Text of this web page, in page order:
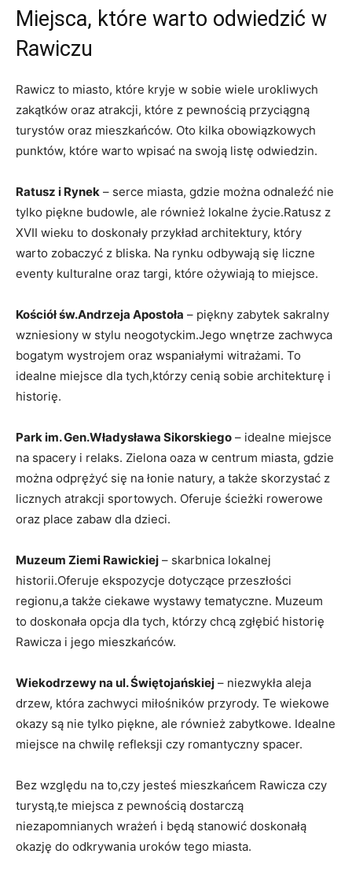
Miejsca, które warto odwiedzić w
Rawiczu
Rawicz to miasto, które kryje w sobie wiele urokliwych
zakątków oraz atrakcji, które z pewnością przyciągną
turystów oraz mieszkańców. Oto kilka obowiązkowych
punktów, które warto wpisać na swoją listę odwiedzin.
Ratusz i Rynek – serce miasta, gdzie można odnaleźć nie
tylko piękne budowle, ale również lokalne życie.Ratusz z
XVII wieku to doskonały przykład architektury, który
warto zobaczyć z bliska. Na rynku odbywają się liczne
eventy kulturalne oraz targi, które ożywiają to miejsce.
Kościół św.Andrzeja Apostoła – piękny zabytek sakralny
wzniesiony w stylu neogotyckim.Jego wnętrze zachwyca
bogatym wystrojem oraz wspaniałymi witrażami. To
idealne miejsce dla tych,którzy cenią sobie architekturę i
historię.
Park im. Gen.Władysława Sikorskiego – idealne miejsce
na spacery i relaks. Zielona oaza w centrum miasta, gdzie
można odprężyć się na łonie natury, a także skorzystać z
licznych atrakcji sportowych. Oferuje ścieżki rowerowe
oraz place zabaw dla dzieci.
Muzeum Ziemi Rawickiej – skarbnica lokalnej
historii.Oferuje ekspozycje dotyczące przeszłości
regionu,a także ciekawe wystawy tematyczne. Muzeum
to doskonała opcja dla tych, którzy chcą zgłębić historię
Rawicza i jego mieszkańców.
Wiekodrzewy na ul. Świętojańskiej – niezwykła aleja
drzew, która zachwyci miłośników przyrody. Te wiekowe
okazy są nie tylko piękne, ale również zabytkowe. Idealne
miejsce na chwilę refleksji czy romantyczny spacer.
Bez względu na to,czy jesteś mieszkańcem Rawicza czy
turystą,te miejsca z pewnością dostarczą
niezapomnianych wrażeń i będą stanowić doskonałą
okazję do odkrywania uroków tego miasta.